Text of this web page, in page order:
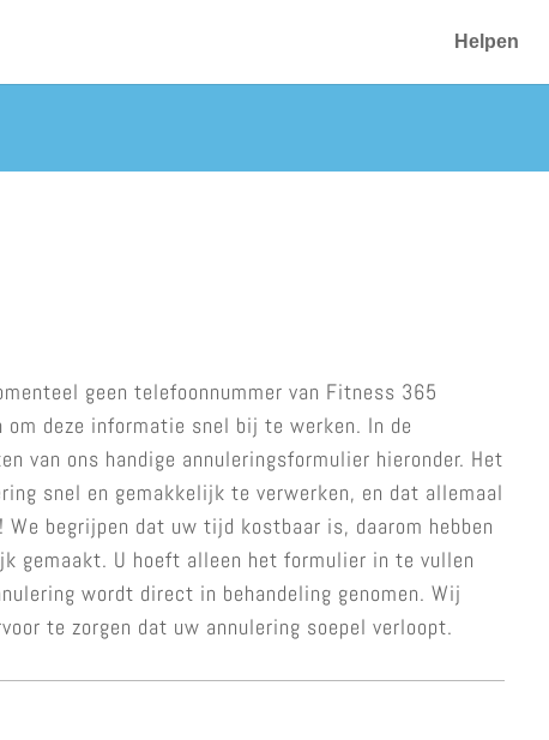
Helpen
geen telefoonnummer van Fitness 365
om deze informatie snel bij te werken. In de
van ons handige annuleringsformulier hieronder. Het
snel en gemakkelijk te verwerken, en dat allemaal
begrijpen dat uw tijd kostbaar is, daarom hebben
gemaakt. U hoeft alleen het formulier in te vullen
wordt direct in behandeling genomen. Wij
te zorgen dat uw annulering soepel verloopt.